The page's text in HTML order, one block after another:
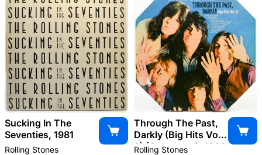
Sucking In The
Seventies, 1981
Rolling Stones
Through The Past,
Darkly (Big Hits Vol.
2) (Octagonal), 1969
Rolling Stones